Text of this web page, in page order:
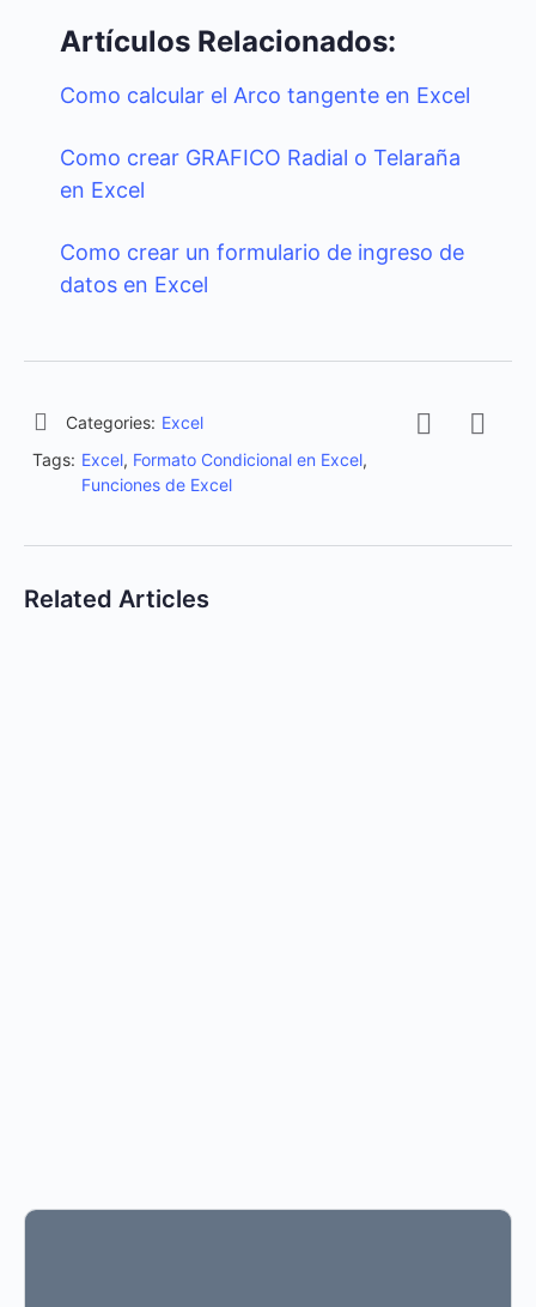
Artículos Relacionados:
Como calcular el Arco tangente en Excel
Como crear GRAFICO Radial o Telaraña
en Excel
Como crear un formulario de ingreso de
datos en Excel
Categories: Excel
Tags: Excel, Formato Condicional en Excel,
Funciones de Excel
Related Articles